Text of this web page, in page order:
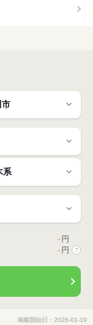
- 円
- 円 ?
掲載開始日：2026-01-19